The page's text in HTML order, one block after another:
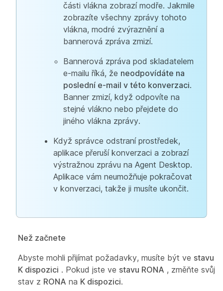
části vlákna zobrazí modře. Jakmile
zobrazíte všechny zprávy tohoto
vlákna, modré zvýraznění a
bannerová zpráva zmizí.
Bannerová zpráva pod skladatelem
e-mailu říká, že neodpovídáte na
poslední e-mail v této konverzaci.
Banner zmizí, když odpovíte na
stejné vlákno nebo přejdete do
jiného vlákna zprávy.
Když správce odstraní prostředek,
aplikace přeruší konverzaci a zobrazí
výstražnou zprávu na Agent Desktop.
Aplikace vám neumožňuje pokračovat
v konverzaci, takže ji musíte ukončit.
Než začnete
Abyste mohli přijímat požadavky, musíte být ve stavu
K dispozici . Pokud jste ve stavu RONA , změňte svůj
stav z RONA na K dispozici.